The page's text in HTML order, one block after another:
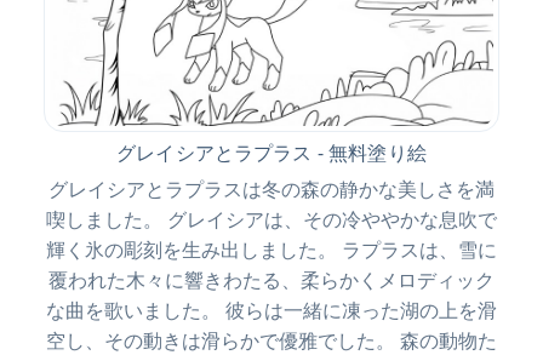
グレイシアとラプラス - 無料塗り絵
グレイシアとラプラスは冬の森の静かな美しさを満
喫しました。 グレイシアは、その冷ややかな息吹で
輝く氷の彫刻を生み出しました。 ラプラスは、雪に
覆われた木々に響きわたる、柔らかくメロディック
な曲を歌いました。 彼らは一緒に凍った湖の上を滑
空し、その動きは滑らかで優雅でした。 森の動物た